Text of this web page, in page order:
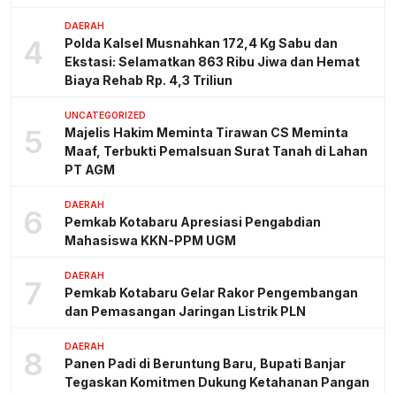
4
DAERAH
Polda Kalsel Musnahkan 172,4 Kg Sabu dan
Ekstasi: Selamatkan 863 Ribu Jiwa dan Hemat
Biaya Rehab Rp. 4,3 Triliun
5
UNCATEGORIZED
Majelis Hakim Meminta Tirawan CS Meminta
Maaf, Terbukti Pemalsuan Surat Tanah di Lahan
PT AGM
6 DAERAH
Pemkab Kotabaru Apresiasi Pengabdian
Mahasiswa KKN-PPM UGM
7 DAERAH
Pemkab Kotabaru Gelar Rakor Pengembangan
dan Pemasangan Jaringan Listrik PLN
8 DAERAH
Panen Padi di Beruntung Baru, Bupati Banjar
Tegaskan Komitmen Dukung Ketahanan Pangan